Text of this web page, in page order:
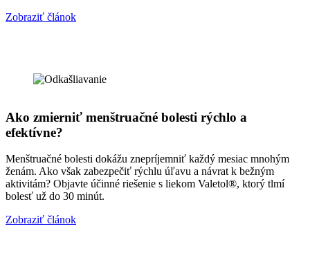
Zobraziť článok
Ako zmierniť menštruačné bolesti rýchlo a
efektívne?
Menštruačné bolesti dokážu znepríjemniť každý mesiac mnohým
ženám. Ako však zabezpečiť rýchlu úľavu a návrat k bežným
aktivitám? Objavte účinné riešenie s liekom Valetol®, ktorý tlmí
bolesť už do 30 minút.
Zobraziť článok